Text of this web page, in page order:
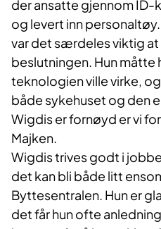
der ansatte gjennom
og levert inn
var det særdeles viktig at
beslutningen. Hun måtte
teknologien ville virke,
både sykehuset og den
Wigdis er fornøyd er vi
Majken.
Wigdis trives godt i
det kan bli både litt
Byttesentralen. Hun er
det får hun ofte